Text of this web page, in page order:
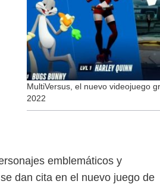
MultiVersus, el nuevo videojuego
2022
emblemáticos y
dan cita en el nuevo juego de